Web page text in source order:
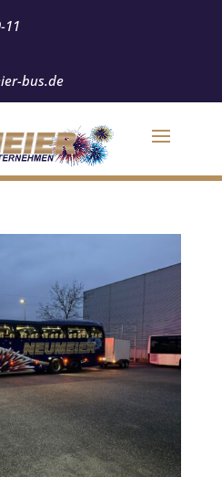
11
bus.de